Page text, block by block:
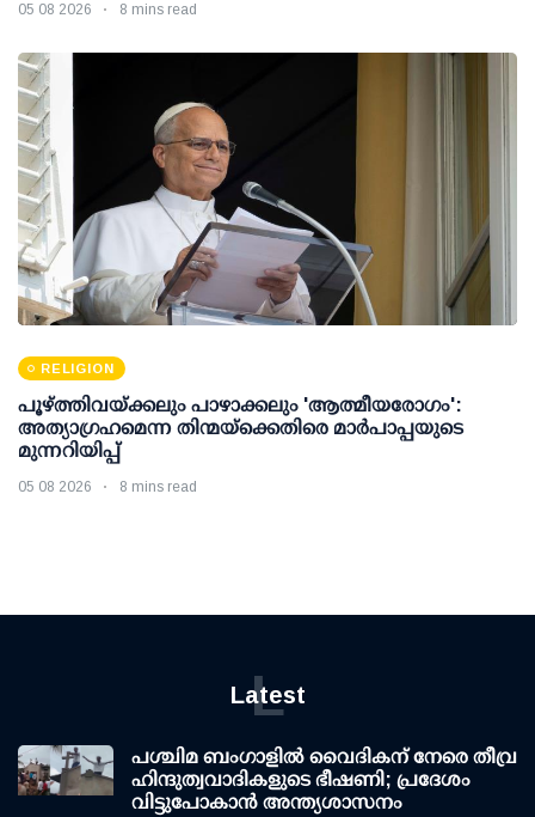
05 08 2026 8 mins read
RELIGION
പൂഴ്ത്തിവയ്ക്കലും പാഴാക്കലും 'ആത്മീയരോഗം':
അത്യാഗ്രഹമെന്ന തിന്മയ്ക്കെതിരെ മാർപാപ്പയുടെ
മുന്നറിയിപ്പ്
05 08 2026 8 mins read
Latest
L
പശ്ചിമ ബംഗാളിൽ വൈദികന് നേരെ തീവ്ര
ഹിന്ദുത്വവാദികളുടെ ഭീഷണി; പ്രദേശം
വിട്ടുപോകാൻ അന്ത്യശാസനം